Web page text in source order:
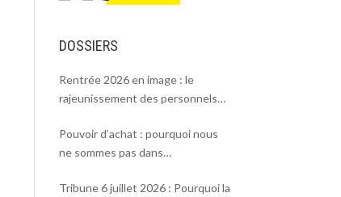
DOSSIERS
Rentrée 2026 en image : le
rajeunissement des personnels
Pouvoir d’achat : pourquoi nous
ne sommes pas dans
Tribune 6 juillet 2026 : Pourquoi la